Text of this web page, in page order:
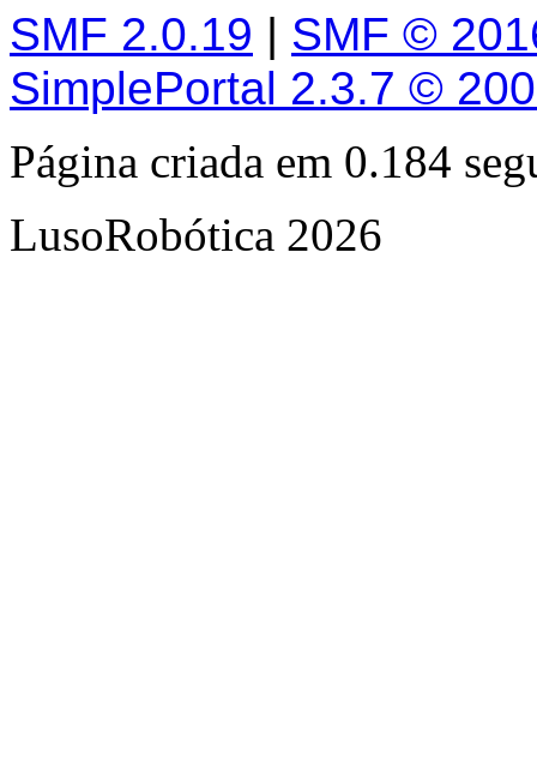
SMF 2.0.19 | SMF ©
SimplePortal 2.3.7 ©
Página criada em 0.184
LusoRobótica 2026